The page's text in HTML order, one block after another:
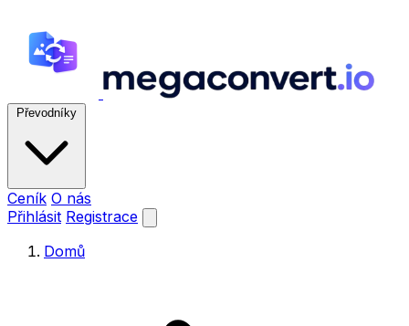
Převodníky
Ceník O nás
Přihlásit Registrace
Domů